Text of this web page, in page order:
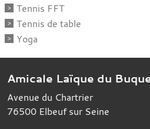
Tennis FFT
Tennis de table
Yoga
Amicale Laïque du
Avenue du Chartrier
76500 Elbeuf sur Seine